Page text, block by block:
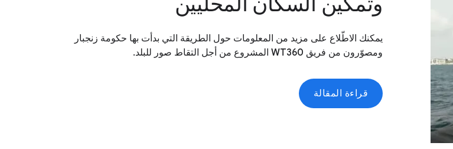
يمكنك الاطّلاع على مزيد من المعلومات حول الطريقة التي بدأت بها حكومة زنجبار
ومصوّرون من فريق WT360 المشروع من أجل التقاط صور للبلد.
قراءة المقالة